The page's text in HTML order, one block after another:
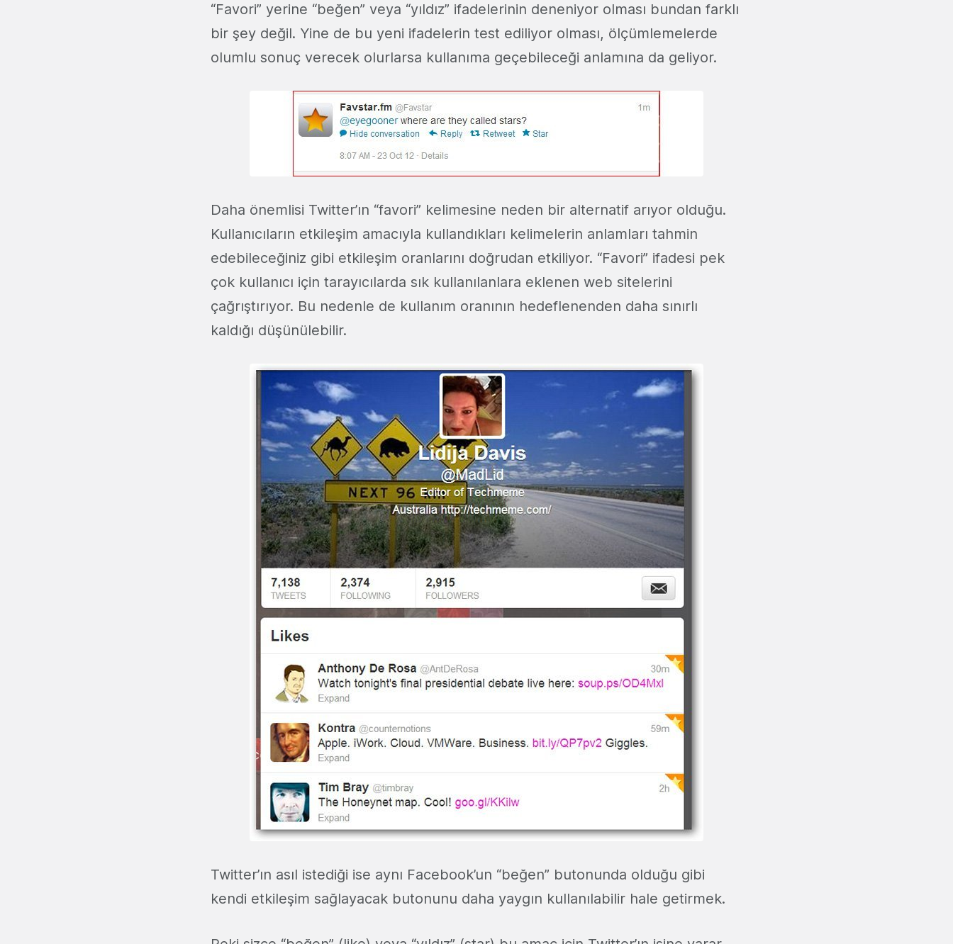
“Favori” yerine “beğen” veya “yıldız” ifadelerinin deneniyor olması bundan farklı
bir şey değil. Yine de bu yeni ifadelerin test ediliyor olması, ölçümlemelerde
olumlu sonuç verecek olurlarsa kullanıma geçebileceği anlamına da geliyor.
Daha önemlisi Twitter’ın “favori” kelimesine neden bir alternatif arıyor olduğu.
Kullanıcıların etkileşim amacıyla kullandıkları kelimelerin anlamları tahmin
edebileceğiniz gibi etkileşim oranlarını doğrudan etkiliyor. “Favori” ifadesi pek
çok kullanıcı için tarayıcılarda sık kullanılanlara eklenen web sitelerini
çağrıştırıyor. Bu nedenle de kullanım oranının hedeflenenden daha sınırlı
kaldığı düşünülebilir.
Twitter’ın asıl istediği ise aynı Facebook’un “beğen” butonunda olduğu gibi
kendi etkileşim sağlayacak butonunu daha yaygın kullanılabilir hale getirmek.